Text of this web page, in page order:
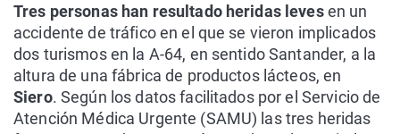
Tres personas han resultado heridas levesen un
accidente de tráfico en el que se vieron implicados
dos turismos en la A-64, en sentido Santander, a la
altura de una fábrica de productos lácteos, en
Siero. Según los datos facilitados por el Servicio de
Atención Médica Urgente (SAMU) las tres heridas